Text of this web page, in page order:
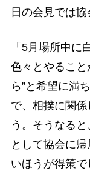
日の会見では
「5月場所中に
色々とやるこ
ら”と希望に満
で、相撲に関
う。そうなる
として協会に
いほうが得策で